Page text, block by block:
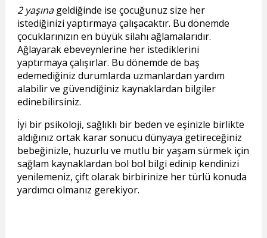
2 yaşınageldiğinde ise çocuğunuz size her
istediğinizi yaptırmaya çalışacaktır. Bu dönemde
çocuklarınızın en büyük silahı ağlamalarıdır.
Ağlayarak ebeveynlerine her istediklerini
yaptırmaya çalışırlar. Bu dönemde de baş
edemediğiniz durumlarda uzmanlardan yardım
alabilir ve güvendiğiniz kaynaklardan bilgiler
edinebilirsiniz.
İyi bir psikoloji, sağlıklı bir beden ve eşinizle birlikte
aldığınız ortak karar sonucu dünyaya getireceğiniz
bebeğinizle, huzurlu ve mutlu bir yaşam sürmek için
sağlam kaynaklardan bol bol bilgi edinip kendinizi
yenilemeniz, çift olarak birbirinize her türlü konuda
yardımcı olmanız gerekiyor.